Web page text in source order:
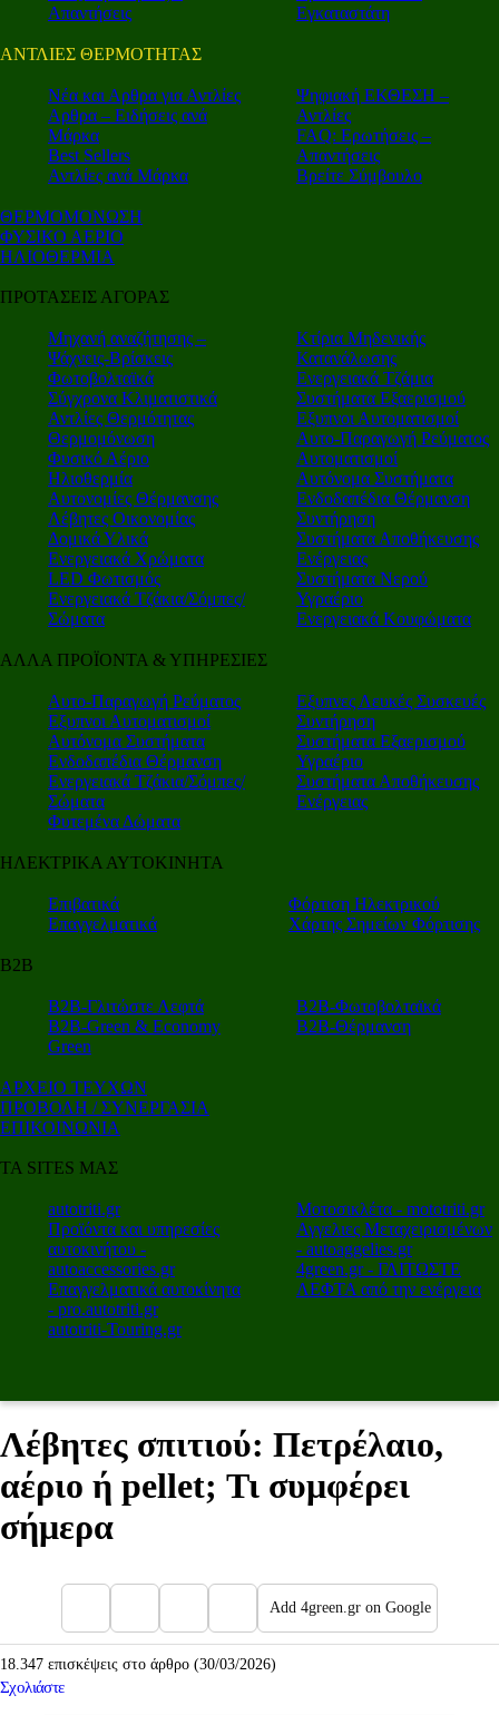
Απαντήσεις
Εγκαταστάτη
ΑΝΤΛΙΕΣ ΘΕΡΜΟΤΗΤΑΣ
Nέα και Αρθρα για Αντλίες
Αρθρα – Ειδήσεις ανά
Μάρκα
Best Sellers
Αντλίες ανά Μάρκα
Ψηφιακή ΕΚΘΕΣΗ –
Αντλίες
FAQ: Ερωτήσεις –
Απαντήσεις
Βρείτε Σύμβουλο
ΘΕΡΜΟΜΟΝΩΣΗ
ΦΥΣΙΚΟ ΑΕΡΙΟ
ΗΛΙΟΘΕΡΜΙΑ
ΠΡΟΤΑΣΕΙΣ ΑΓΟΡΑΣ
Μηχανή αναζήτησης –
Ψάχνεις-Βρίσκεις
Φωτοβολταϊκά
Σύγχρονα Κλιματιστικά
Αντλίες Θερμότητας
Θερμομόνωση
Φυσικό Αέριο
Ηλιοθερμία
Αυτονομίες Θέρμανσης
Λέβητες Οικονομίας
Δομικά Υλικά
Ενεργειακά Χρώματα
LED Φωτισμός
Ενεργειακά Τζάκια/Σόμπες/
Σώματα
Κτίρια Μηδενικής
Κατανάλωσης
Ενεργειακά Τζάμια
Συστήματα Εξαερισμού
Εξυπνοι Αυτοματισμοί
Αυτο-Παραγωγή Ρεύματος
Αυτοματισμοί
Αυτόνομα Συστήματα
Ενδοδαπέδια Θέρμανση
Συντήρηση
Συστήματα Αποθήκευσης
Ενέργειας
Συστήματα Νερού
Υγραέριο
Ενεργειακά Κουφώματα
ΑΛΛΑ ΠΡΟΪΟΝΤΑ & ΥΠΗΡΕΣΙΕΣ
Αυτο-Παραγωγή Ρεύματος
Εξυπνοι Αυτοματισμοί
Αυτόνομα Συστήματα
Ενδοδαπέδια Θέρμανση
Ενεργειακά Τζάκια/Σόμπες/
Σώματα
Φυτεμένα Δώματα
Εξυπνες Λευκές Συσκευές
Συντήρηση
Συστήματα Εξαερισμού
Υγραέριο
Συστήματα Αποθήκευσης
Ενέργειας
ΗΛΕΚΤΡΙΚΑ ΑΥΤΟΚΙΝΗΤΑ
Επιβατικά
Επαγγελματικά
Φόρτιση Ηλεκτρικού
Χάρτης Σημείων Φόρτισης
Β2Β
Β2Β-Γλιτώστε Λεφτά
Β2Β-Green & Economy
Green
Β2Β-Φωτοβολταϊκά
Β2Β-Θέρμανση
ΑΡΧΕΙΟ ΤΕΥΧΩΝ
ΠΡΟΒΟΛΗ / ΣΥΝΕΡΓΑΣΙΑ
ΕΠΙΚΟΙΝΩΝΙΑ
ΤΑ SITES ΜΑΣ
autotriti.gr
Προϊόντα και υπηρεσίες
αυτοκινήτου -
autoaccessories.gr
Επαγγελματικά αυτοκίνητα
- pro.autotriti.gr
autotriti-Touring.gr
Μοτοσικλέτα - mototriti.gr
Αγγελιες Μεταχειρισμένων
- autoaggelies.gr
4green.gr - ΓΛΙΤΩΣΤΕ
ΛΕΦΤΑ από την ενέργεια
Λέβητες σπιτιού: Πετρέλαιο,
αέριο ή pellet; Τι συμφέρει
σήμερα
Add 4green.gr on Google
18.347 επισκέψεις στο άρθρο (30/03/2026)
Σχολιάστε